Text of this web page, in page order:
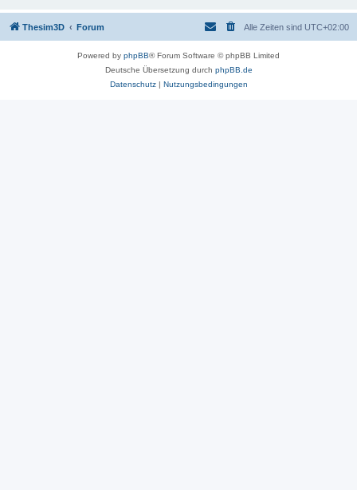
Thesim3D Forum Alle Zeiten sind UTC+02:00
Powered by phpBB® Forum Software © phpBB Limited
Deutsche Übersetzung durch phpBB.de
Datenschutz| Nutzungsbedingungen